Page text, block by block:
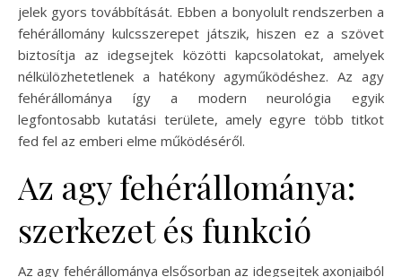
jelek gyors továbbítását. Ebben a bonyolult rendszerben a
fehérállomány kulcsszerepet játszik, hiszen ez a szövet
biztosítja az idegsejtek közötti kapcsolatokat, amelyek
nélkülözhetetlenek a hatékony agyműködéshez. Az agy
fehérállománya így a modern neurológia egyik
legfontosabb kutatási területe, amely egyre több titkot
fed fel az emberi elme működéséről.
Az agy fehérállománya:
szerkezet és funkció
Az agy fehérállománya elsősorban az idegsejtek axonjaiból